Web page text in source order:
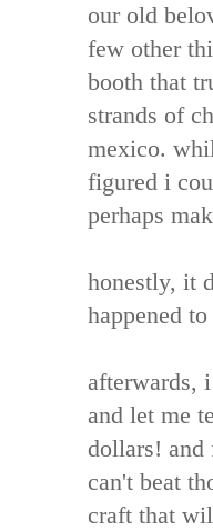
our old
few other
booth that
strands of
mexico.
figured i
perhaps
honestly, it
happened
afterwards,
and let me
dollars! and
can't beat
craft that